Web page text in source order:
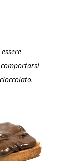
comportarsi